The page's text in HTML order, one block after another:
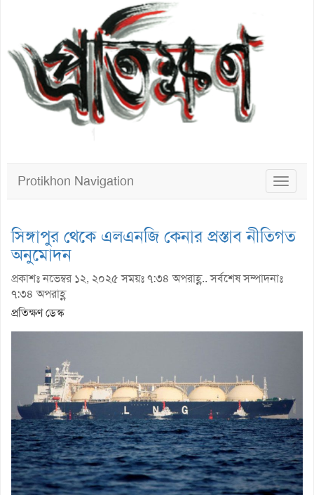
Toggle
Protikhon Navigation
সিঙ্গাপুর থেকে এলএনজি কেনার প্রস্তাব নীতিগত
অনুমোদন
প্রকাশঃ নভেম্বর ১২, ২০২৫ সময়ঃ ৭:৩৪ অপরাহ্ণ.. সর্বশেষ সম্পাদনাঃ
৭:৩৪ অপরাহ্ণ
প্রতিক্ষণ ডেস্ক